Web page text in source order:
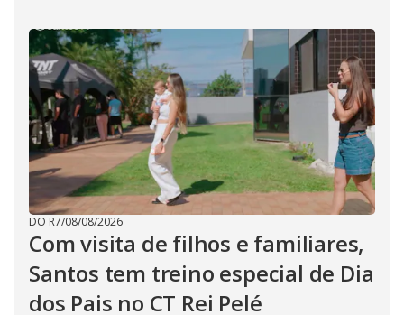
DO R7/08/08/2026
Com visita de filhos e familiares,
Santos tem treino especial de Dia
dos Pais no CT Rei Pelé